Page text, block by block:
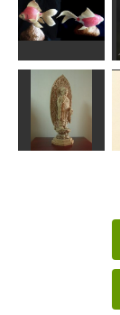
デザート用ス
プーン
玉サバ(金魚)
inos